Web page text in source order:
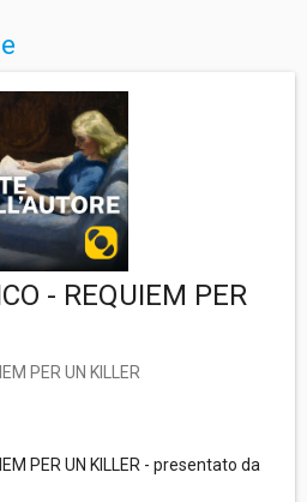
- REQUIEM PER
PER UN KILLER
PER UN KILLER - presentato da